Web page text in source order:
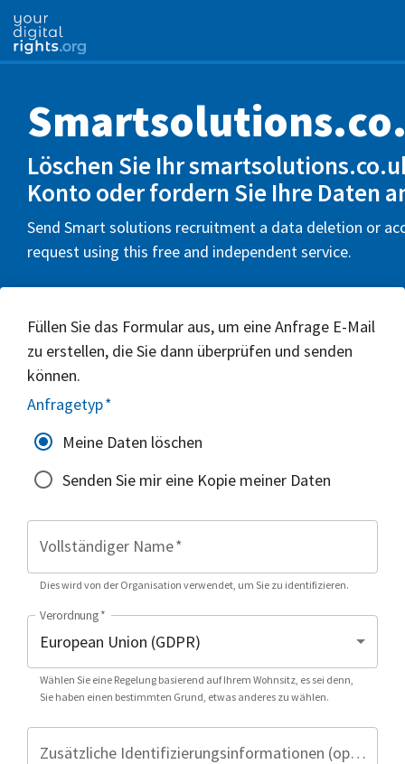
Löschen Sie Ihr
Konto oder fordern Sie Ihre Daten
Send Smart solutions recruitment a data deletion or
request using this free and independent service.
Füllen Sie das Formular aus, um eine Anfrage E-Mail
zu erstellen, die Sie dann überprüfen und senden
können.
Anfragetyp*
Meine Daten löschen
Senden Sie mir eine Kopie meiner Daten
Vollständiger Name*
Dies wird von der Organisation verwendet, um Sie zu identifizieren.
Verordnung*
Wählen Sie eine Regelung basierend auf Ihrem Wohnsitz, es sei denn,
Sie haben einen bestimmten Grund, etwas anderes zu wählen.
Zusätzliche Identifizierungsinformationen (optional)